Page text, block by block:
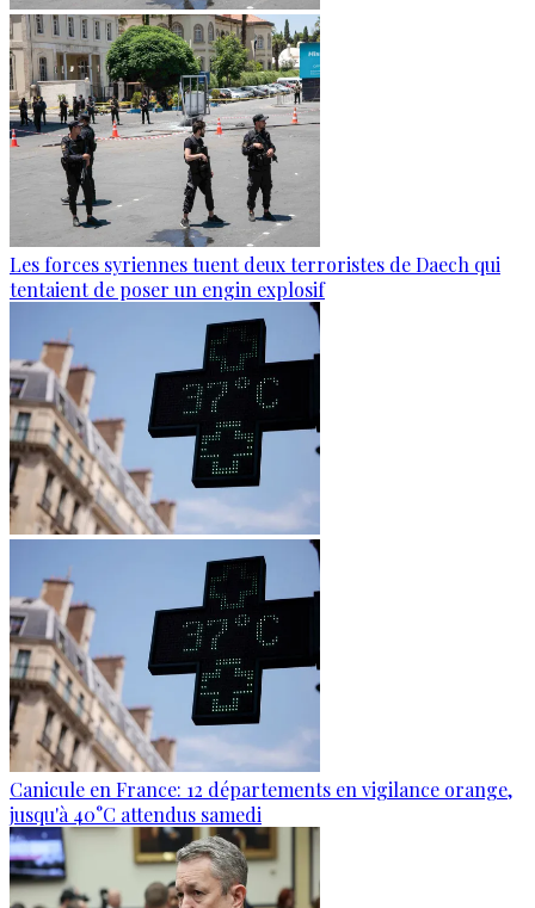
Les forces syriennes tuent deux terroristes de Daech qui
tentaient de poser un engin explosif
Canicule en France: 12 départements en vigilance orange,
jusqu'à 40°C attendus samedi